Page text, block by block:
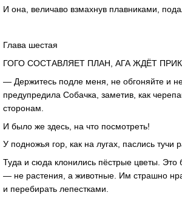
И она, величаво взмахнув плавниками,
Глава шестая
ГОГО СОСТАВЛЯЕТ ПЛАН, АГА ЖДЁТ
— Держитесь подле меня, не обгоняйте и
предупредила Собачка, заметив, как
сторонам.
И было же здесь, на что посмотреть!
У подножья гор, как на лугах, паслись тучи
Туда и сюда клонились пёстрые цветы. Это
— не растения, а животные. Им страшно
и перебирать лепестками.